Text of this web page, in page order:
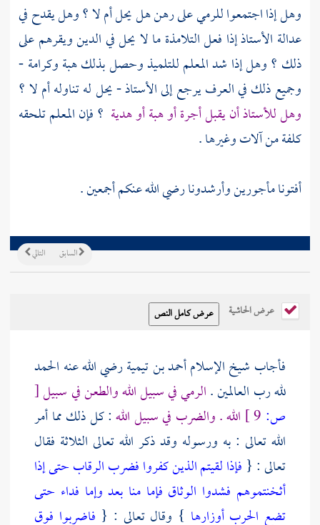
وهل إذا اجتمعوا للرمي على رهن هل يحل أم لا ؟ وهل يقدح في
عدالة الأستاذ إذا فعل التلامذة ما لا يحل في الدين ويقرهم على
ذلك ؟ وهل إذا شد المعلم للتلميذ وحصل بذلك هبة وكرامة -
وجميع ذلك في العرف يرجع إلى الأستاذ - يحل له تناوله أم لا ؟
وهل للأستاذ أن يقبل أجرة أو هبة أو هدية ؟ فإن المعلم تلحقه
كلفة من آلات وغيرها .
أفتونا مأجورين وأرشدونا رضي الله عنكم أجمعين .
التالي السابق
عرض الحاشية
فأجاب شيخ الإسلامأحمد بن تيميةرضي الله عنه الحمد
لله رب العالمين .الرمي في سبيل الله والطعن في سبيل[
ص:
الله . والضرب في سبيل الله: كل ذلك مما أمر
الله تعالى : به ورسوله وقد ذكر الله تعالى الثلاثة فقال
تعالى : { فإذا لقيتم الذين كفروا فضرب الرقاب حتى إذا
أثخنتموهم فشدوا الوثاق فإما منا بعد وإما فداء حتى
تضع الحرب أوزارها } وقال تعالى : { فاضربوا فوق